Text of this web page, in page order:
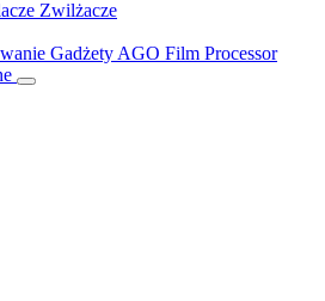
Zwilżacze
Gadżety AGO Film Processor